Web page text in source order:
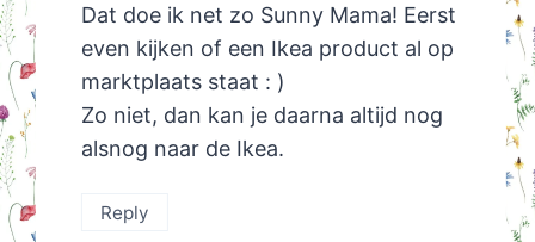
Dat doe ik net zo Sunny Mama! Eerst
even kijken of een Ikea product al op
marktplaats staat : )
Zo niet, dan kan je daarna altijd nog
alsnog naar de Ikea.
Reply